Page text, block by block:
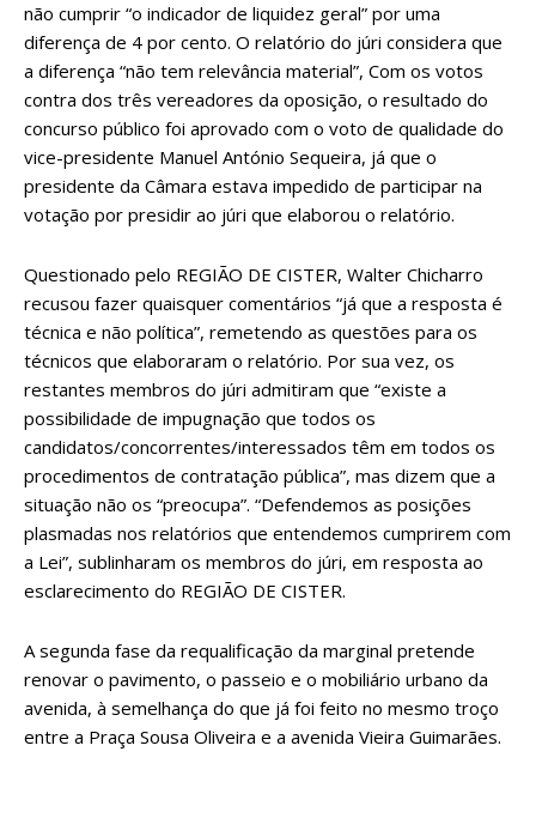
não cumprir “o indicador de liquidez geral” por uma
diferença de 4 por cento. O relatório do júri considera que
a diferença “não tem relevância material”, Com os votos
contra dos três vereadores da oposição, o resultado do
concurso público foi aprovado com o voto de qualidade do
vice-presidente Manuel António Sequeira, já que o
presidente da Câmara estava impedido de participar na
votação por presidir ao júri que elaborou o relatório.
Questionado pelo REGIÃO DE CISTER, Walter Chicharro
recusou fazer quaisquer comentários “já que a resposta é
técnica e não política”, remetendo as questões para os
técnicos que elaboraram o relatório. Por sua vez, os
restantes membros do júri admitiram que “existe a
possibilidade de impugnação que todos os
candidatos/concorrentes/interessados têm em todos os
procedimentos de contratação pública”, mas dizem que a
situação não os “preocupa”. “Defendemos as posições
plasmadas nos relatórios que entendemos cumprirem com
a Lei”, sublinharam os membros do júri, em resposta ao
esclarecimento do REGIÃO DE CISTER.
A segunda fase da requalificação da marginal pretende
renovar o pavimento, o passeio e o mobiliário urbano da
avenida, à semelhança do que já foi feito no mesmo troço
entre a Praça Sousa Oliveira e a avenida Vieira Guimarães.